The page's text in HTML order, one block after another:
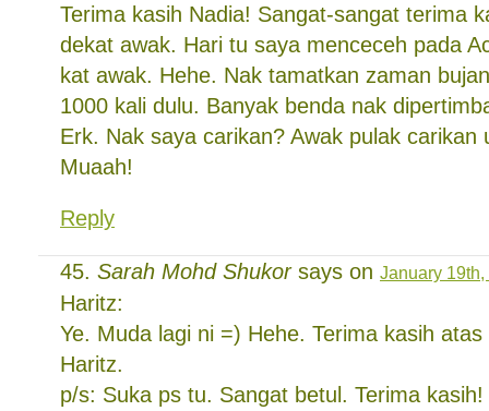
Terima kasih Nadia! Sangat-sangat terima
dekat awak. Hari tu saya menceceh pada
kat awak. Hehe. Nak tamatkan zaman
1000 kali dulu. Banyak benda nak
Erk. Nak saya carikan? Awak pulak carikan
Muaah!
Reply
Sarah Mohd Shukorsays on January
Haritz:
Ye. Muda lagi ni =) Hehe. Terima kasih
Haritz.
p/s: Suka ps tu. Sangat betul. Terima kasih!